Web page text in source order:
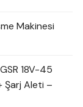
Makinesi
18V-45
Şarj Aleti –